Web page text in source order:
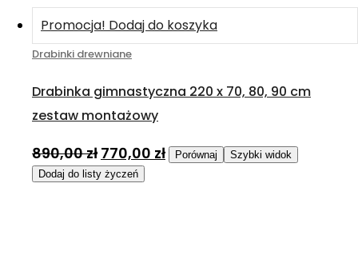
Promocja! Dodaj do koszyka
Drabinki drewniane
Drabinka gimnastyczna 220 x 70, 80, 90 cm
zestaw montażowy
890,00zł 770,00 zł Porównaj
Szybki widok
Dodaj do listy życzeń